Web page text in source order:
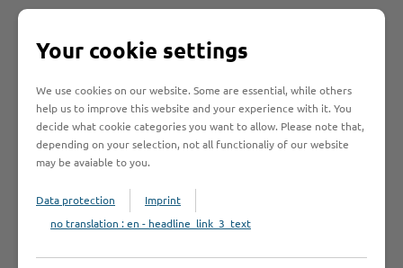
Am Wegesrand
Mineraliensammlung Paul Köster, Todendorfer
Straße 28, 22964 Steinburg-Sprenge, T 04534
7524
32, 22964 Steinburg-Mollhagen, T 04534
205501
Hofladen Bauer Heino Doose, Dorfstraße 11,
Your cookie settings
We use cookies on our website. Some are essential, while others
help us to improve this website and your experience with it. You
decide what cookie categories you want to allow. Please note that,
depending on your selection, not all functionaliy of our website
may be avaiable to you.
Data protection
Imprint
no translation : en - headline_link_3_text